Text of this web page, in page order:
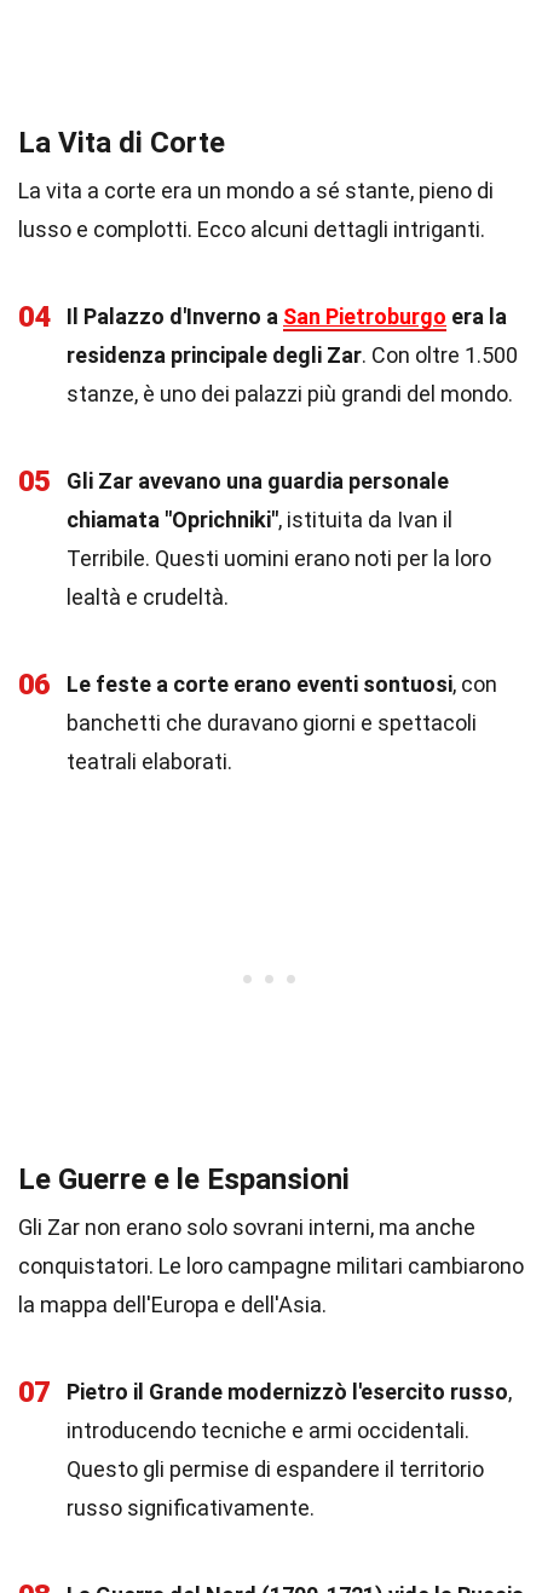
La Vita di Corte
La vita a corte era un mondo a sé stante, pieno di
lusso e complotti. Ecco alcuni dettagli intriganti.
04 Il Palazzo d'Inverno a San Pietroburgo era la
residenza principale degli Zar. Con oltre 1.500
stanze, è uno dei palazzi più grandi del mondo.
05
Gli Zar avevano una guardia personale
chiamata "Oprichniki", istituita da Ivan il
Terribile. Questi uomini erano noti per la loro
lealtà e crudeltà.
06 Le feste a corte erano eventi sontuosi, con
banchetti che duravano giorni e spettacoli
teatrali elaborati.
Le Guerre e le Espansioni
Gli Zar non erano solo sovrani interni, ma anche
conquistatori. Le loro campagne militari cambiarono
la mappa dell'Europa e dell'Asia.
07 Pietro il Grande modernizzò l'esercito russo,
introducendo tecniche e armi occidentali.
Questo gli permise di espandere il territorio
russo significativamente.